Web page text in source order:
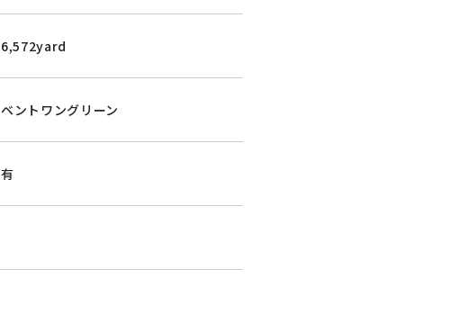
6,572yard
ベントワングリーン
有